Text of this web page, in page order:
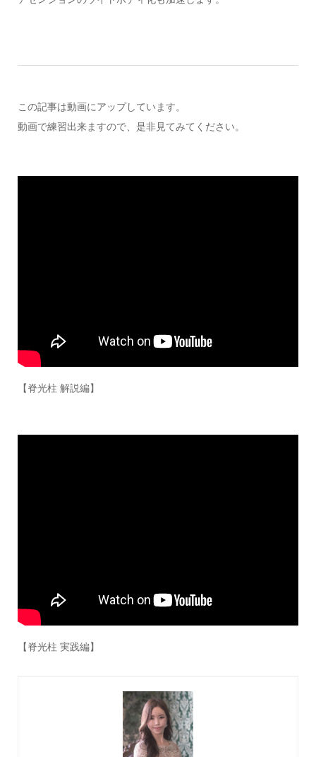
この記事は動画にアップしています。
動画で練習出来ますので、是非見てみてください。
【脊光柱 解説編】
【脊光柱 実践編】